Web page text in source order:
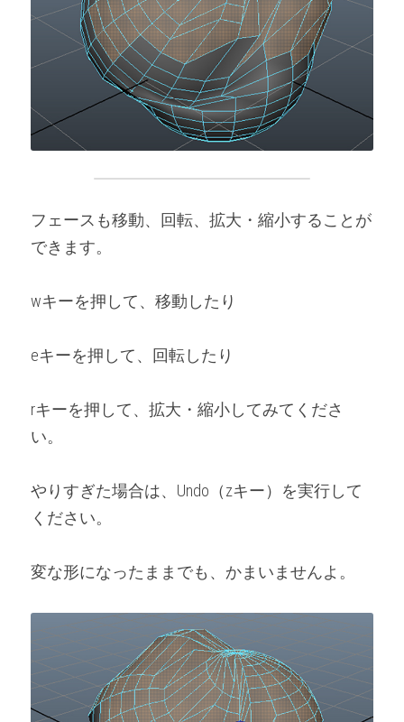
フェースも移動、回転、拡大・縮小することが
できます。
wキーを押して、移動したり
eキーを押して、回転したり
rキーを押して、拡大・縮小してみてくださ
い。
やりすぎた場合は、Undo（zキー）を実行して
ください。
変な形になったままでも、かまいませんよ。